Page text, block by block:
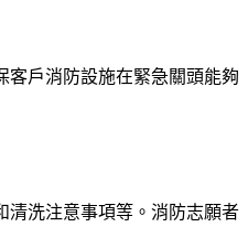
客戶消防設施在緊急關頭能夠
清洗注意事項等。消防志願者